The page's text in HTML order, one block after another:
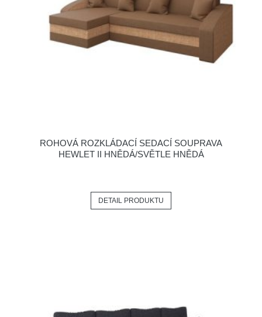
ROHOVÁ ROZKLÁDACÍ SEDACÍ SOUPRAVA
HEWLET II HNĚDÁ/SVĚTLE HNĚDÁ
DETAIL PRODUKTU